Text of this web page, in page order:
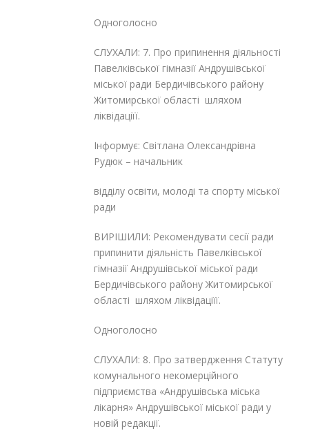
Одноголосно
СЛУХАЛИ: 7. Про припинення діяльності
Павелківської гімназії Андрушівської
міської ради Бердичівського району
Житомирської області шляхом
ліквідаціїї.
Інформує: Світлана Олександрівна
Рудюк – начальник
відділу освіти, молоді та спорту міської
ради
ВИРІШИЛИ: Рекомендувати сесії ради
припинити діяльність Павелківської
гімназії Андрушівської міської ради
Бердичівського району Житомирської
області шляхом ліквідаціїї.
Одноголосно
СЛУХАЛИ: 8. Про затвердження Статуту
комунального некомерційного
підприємства «Андрушівська міська
лікарня» Андрушівської міської ради у
новій редакції.